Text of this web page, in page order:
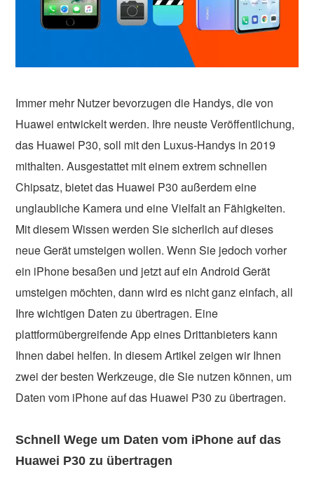
Immer mehr Nutzer bevorzugen die Handys, die von
Huawei entwickelt werden. Ihre neuste Veröffentlichung,
das Huawei P30, soll mit den Luxus-Handys in 2019
mithalten. Ausgestattet mit einem extrem schnellen
Chipsatz, bietet das Huawei P30 außerdem eine
unglaubliche Kamera und eine Vielfalt an Fähigkeiten.
Mit diesem Wissen werden Sie sicherlich auf dieses
neue Gerät umsteigen wollen. Wenn Sie jedoch vorher
ein iPhone besaßen und jetzt auf ein Android Gerät
umsteigen möchten, dann wird es nicht ganz einfach, all
Ihre wichtigen Daten zu übertragen. Eine
plattformübergreifende App eines Drittanbieters kann
Ihnen dabei helfen. In diesem Artikel zeigen wir Ihnen
zwei der besten Werkzeuge, die Sie nutzen können, um
Daten vom iPhone auf das Huawei P30 zu übertragen.
Schnell Wege um Daten vom iPhone auf das
Huawei P30 zu übertragen